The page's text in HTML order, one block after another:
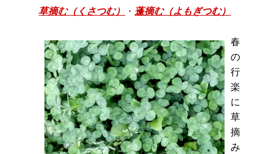
草摘む（くさつむ） ・蓬摘む（よもぎつむ）
春
の
行
楽
に
草
摘
み